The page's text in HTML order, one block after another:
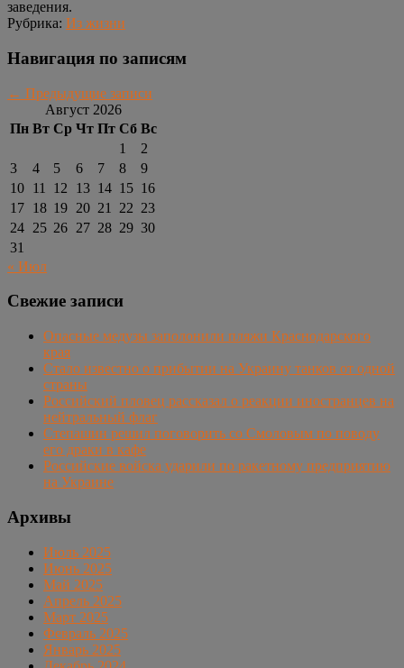
заведения.
Рубрика: Из жизни
Навигация по записям
← Предыдущие записи
Август 2026
Пн Вт Ср Чт Пт Сб Вс
1
2
3
4 5 6 7 8
9
10 11 12 13 14 15 16
17 18 19 20 21 22 23
24 25 26 27 28 29 30
31
« Июл
Свежие записи
Опасные медузы заполонили пляжи Краснодарского
края
Стало известно о прибытии на Украину танков от одной
страны
Российский пловец рассказал о реакции иностранцев на
нейтральный флаг
Степашин решил поговорить со Смоловым по поводу
его драки в кафе
Российские войска ударили по ракетному предприятию
на Украине
Архивы
Июль 2025
Июнь 2025
Май 2025
Апрель 2025
Март 2025
Февраль 2025
Январь 2025